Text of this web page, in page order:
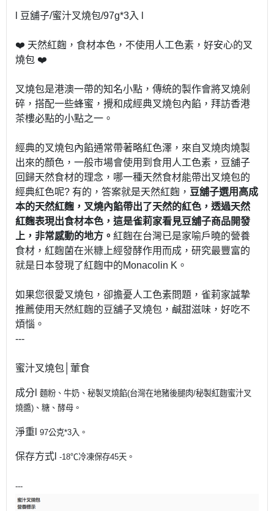
l 豆舖子/蜜汁叉燒包/97g*3入 l
❤️ 天然紅麴，食材本色，不使用人工色素，好安心的叉
燒包 ❤️
叉燒包是港澳一帶的知名小點，傳統的製作會將叉燒剁
碎，搭配一些蜂蜜，攪和成經典叉燒包內餡，拜訪香港
茶樓必點的小點之一。
經典的叉燒包內餡通常帶著略紅色澤，來自叉燒肉燒製
出來的顏色，一般市場會使用到食用人工色素，豆舖子
回歸天然食材的理念，哪一種天然食材能帶出叉燒包的
經典紅色呢? 有的，答案就是天然紅麴， 豆舖子選用高成
本的天然紅麴，叉燒內餡帶出了天然的紅色，透過天然
紅麴表現出食材本色，這是雀莉家看見豆舖子商品開發
上，非常感動的地方。 紅麴在台灣已是家喻戶曉的營養
食材，紅麴菌在米糠上經發酵作用而成，研究最豐富的
就是日本發現了紅麴中的Monacolin K。
如果您很愛叉燒包，卻擔憂人工色素問題，雀莉家誠摯
推薦使用天然紅麴的豆舖子叉燒包，鹹甜滋味，好吃不
煩惱。
---
蜜汁叉燒包│葷食
成分l 麵粉、牛奶、秘製叉燒餡(台灣在地豬後腿肉/秘製紅麴蜜汁叉
燒醬)、糖、酵母。
淨重l 97公克*3入。
保存方式l -18℃冷凍保存45天。
---